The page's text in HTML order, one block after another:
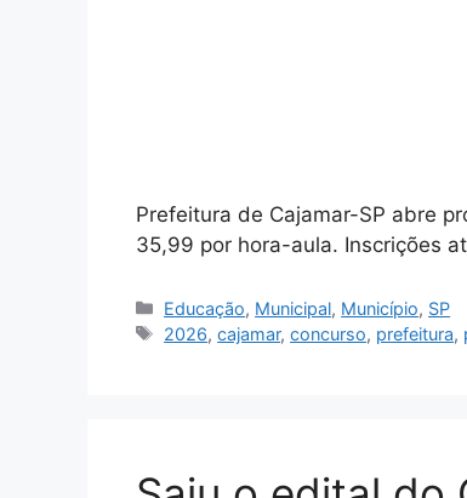
Prefeitura de Cajamar-SP abre
35,99 por hora-aula. Inscrições
Categorias
Educação, Municipal, Município, SP
Tags
2026,cajamar,concurso, prefeitura,